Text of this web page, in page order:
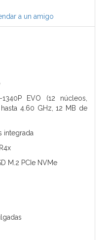
a un amigo
EVO (12 núcleos,
4.60 GHz, 12 MB de
integrada
M.2 PCIe NVMe